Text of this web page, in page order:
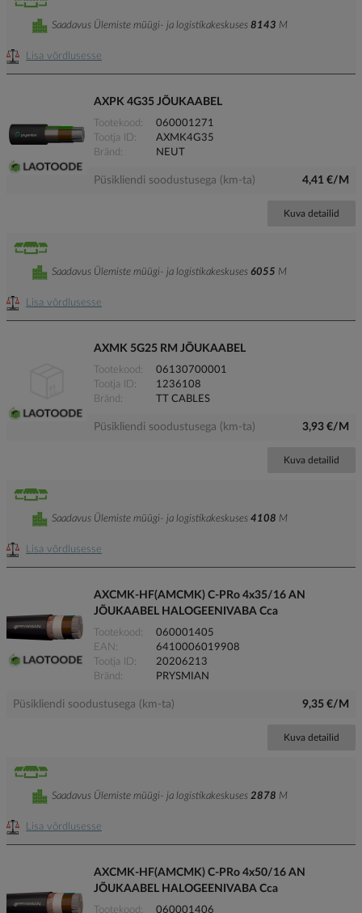
Lisa võrdlusesse
Saadavus Ülemiste müügi- ja logistikakeskuses 8143 M
AXPK 4G35 JÕUKAABEL
Tootekood
060001271
Tootja ID
AXMK4G35
Bränd
NEUT
Püsikliendi soodustusega (km-ta) 4,41 €/M
Kuva detailid
Lisa võrdlusesse
Saadavus Ülemiste müügi- ja logistikakeskuses 6055 M
AXMK 5G25 RM JÕUKAABEL
Tootekood
06130700001
Tootja ID
1236108
Bränd
TT CABLES
Püsikliendi soodustusega (km-ta) 3,93 €/M
Kuva detailid
Lisa võrdlusesse
Saadavus Ülemiste müügi- ja logistikakeskuses 4108 M
AXCMK-HF(AMCMK) C-PRo 4x35/16 AN
JÕUKAABEL HALOGEENIVABA Cca
Tootekood
060001405
EAN
6410006019908
Tootja ID
20206213
Bränd
PRYSMIAN
Püsikliendi soodustusega (km-ta) 9,35 €/M
Kuva detailid
Lisa võrdlusesse
Saadavus Ülemiste müügi- ja logistikakeskuses 2878 M
AXCMK-HF(AMCMK) C-PRo 4x50/16 AN
JÕUKAABEL HALOGEENIVABA Cca
Tootekood 060001406